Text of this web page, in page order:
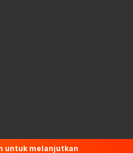
untuk melanjutkan